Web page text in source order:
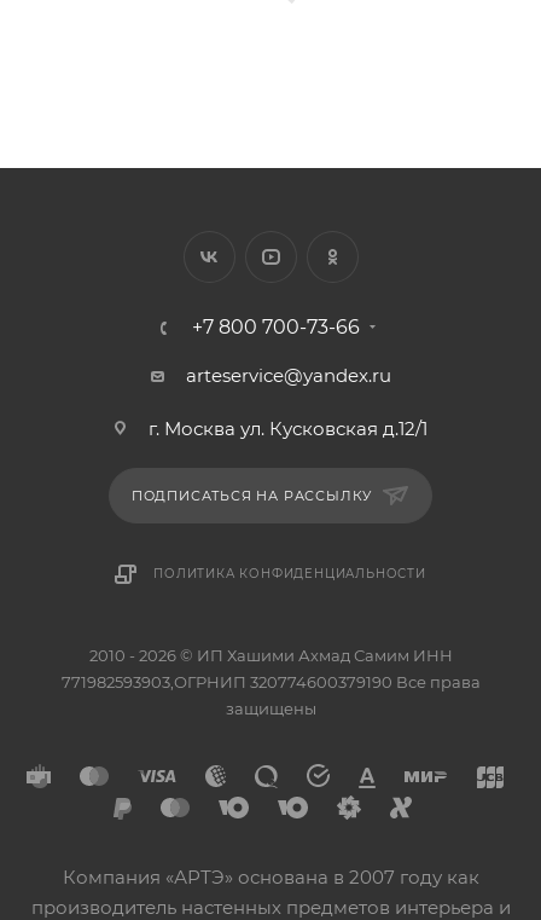
+7 800 700-73-66
arteservice@yandex.ru
г. Москва ул. Кусковская д.12/1
ПОДПИСАТЬСЯ НА РАССЫЛКУ
ПОЛИТИКА КОНФИДЕНЦИАЛЬНОСТИ
2010 - 2026 © ИП Хашими Ахмад Самим ИНН
771982593903,ОГРНИП 320774600379190 Все права
защищены
Компания «АРТЭ» основана в 2007 году как
производитель настенных предметов интерьера и